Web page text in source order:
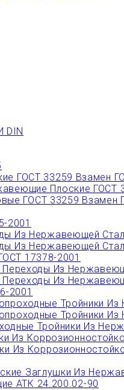
DIN
ГОСТ 33259 Взамен
Плоские ГОСТ
ГОСТ 33259 Взамен
2001
Из Нержавеющей
Из Нержавеющей
17378-2001
Переходы Из
Переходы Из
2001
Тройники
Тройники
Тройники Из
Из
Из
Заглушки Из
АТК 24.200.02-90